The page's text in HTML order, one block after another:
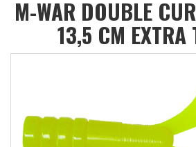
M-WAR DOUBLE
13,5 CM EXTRA